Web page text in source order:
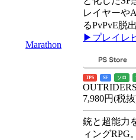
Marathon
レイヤーや
るPvPvE脱
▶プレイレ
TPS SF ソロ
OUTRIDERS
7,980円(税
銃と超能力
ィングRPG